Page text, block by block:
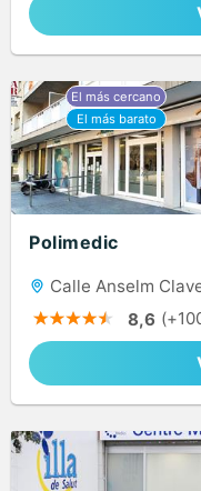
Polimedic
Calle Anselm
8,6